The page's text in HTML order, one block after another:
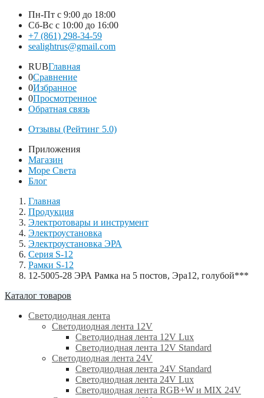
Пн-Пт с 9:00 до 18:00
Сб-Вс с 10:00 до 16:00
+7 (861) 298-34-59
sealightrus@gmail.com
RUBГлавная
0Сравнение
0Избранное
0Просмотренное
Обратная связь
Отзывы (Рейтинг 5.0)
Приложения
Магазин
Море Света
Блог
Главная
Продукция
Электротовары и инструмент
Электроустановка
Электроустановка ЭРА
Серия S-12
Рамки S-12
12-5005-28 ЭРА Рамка на 5 постов, Эра12, голубой***
Каталог товаров
Светодиодная лента
Светодиодная лента 12V
Светодиодная лента 12V Lux
Светодиодная лента 12V Standard
Светодиодная лента 24V
Светодиодная лента 24V Standard
Светодиодная лента 24V Lux
Светодиодная лента RGB+W и MIX 24V